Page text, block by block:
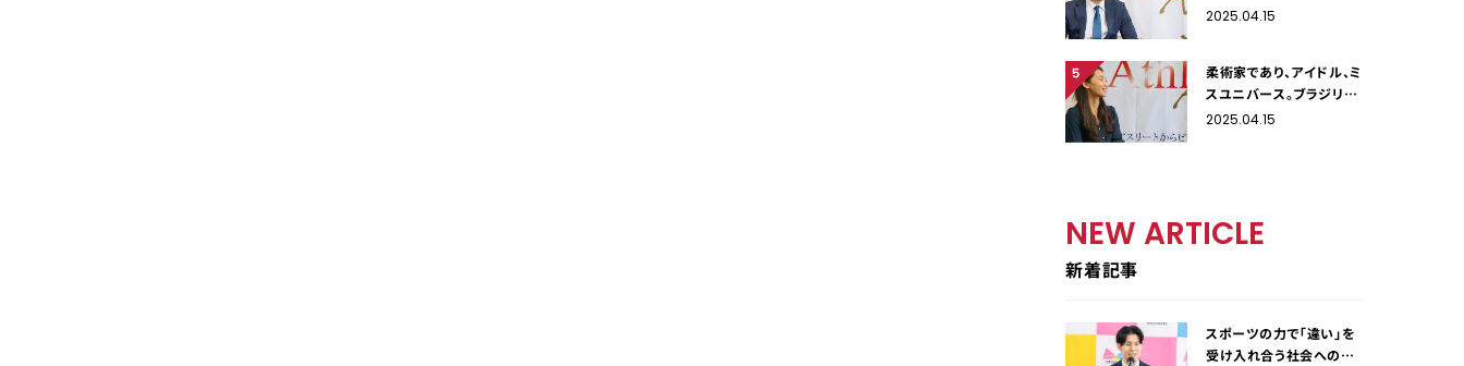
2025.04.15
柔術家であり、アイドル、ミ
スユニバース。ブラジリア
ン柔術を広めたい一心で。
2025.04.15
NEW ARTICLE
新着記事
スポーツの力で「違い」を
受け入れ合う社会への架